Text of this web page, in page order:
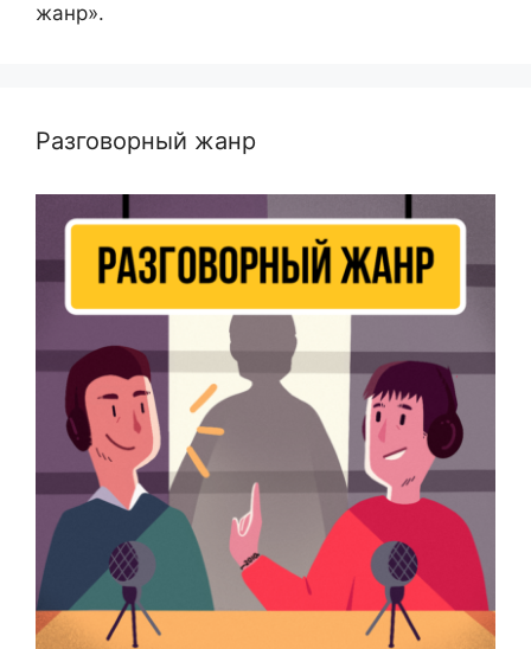
жанр».
Разговорный жанр